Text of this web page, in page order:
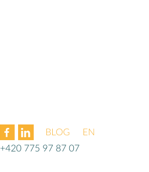
BLOGENGLISH
+420 775 97 87 07